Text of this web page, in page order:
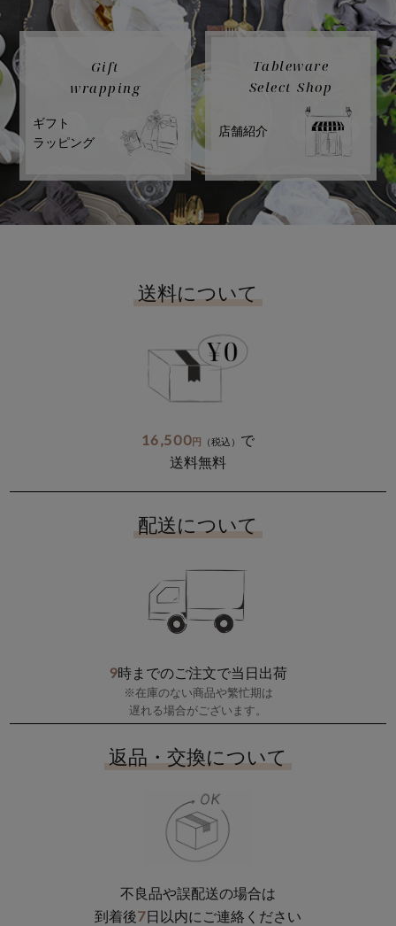
Gift
wrapping
ギフト
ラッピング
Tableware
Select Shop
店舗紹介
送料について
16,500円 （税込） で
送料無料
配送について
9時までのご注文で当日出荷
※在庫のない商品や繁忙期は
遅れる場合がございます。
返品・交換について
不良品や誤配送の場合は
到着後7日以内にご連絡ください